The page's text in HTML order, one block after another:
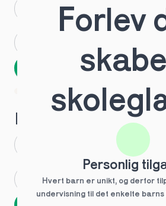
IB
Næste
1 ud af 9 for at finde den
Hvilken årgang?
2.g
Forlev
Personlig
Hvert barn er unikt, og derfor
undervisning til det enkelte barns